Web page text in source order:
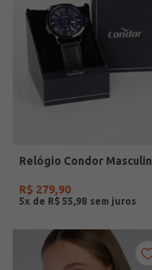
R$ 279,90
5x de R$ 55 98